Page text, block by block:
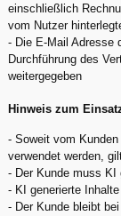
einschließlich
vom Nutzer
- Die E-Mail Adresse
Durchführung des
weitergegeben
Hinweis zum
- Soweit vom
verwendet werden,
- Der Kunde muss KI
- KI generierte
- Der Kunde bleibt